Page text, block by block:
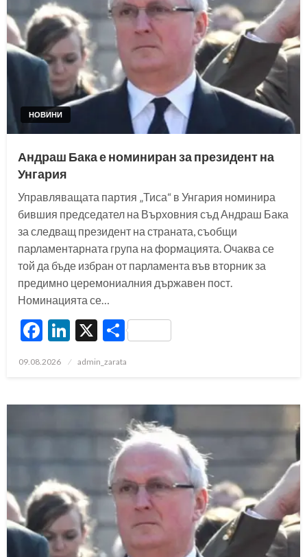
НОВИНИ
Андраш Бака е номиниран за президент на
Унгария
Управляващата партия „Тиса“ в Унгария номинира
бившия председател на Върховния съд Андраш Бака
за следващ президент на страната, съобщи
парламентарната група на формацията. Очаква се
той да бъде избран от парламента във вторник за
предимно церемониалния държавен пост.
Номинацията се…
Facebook
LinkedIn
X Share
Posted
09.08.2026 admin_zarata